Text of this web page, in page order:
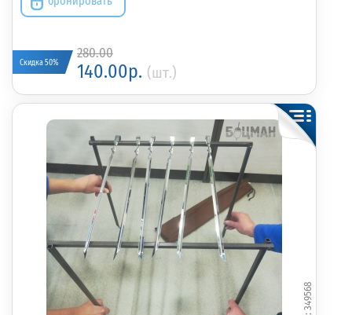
Скидка 50%
280.00
140.00р. (шт.)
349568